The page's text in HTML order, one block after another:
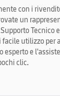
con i
un
Tecnico
utilizzo per
esperto e
clic.